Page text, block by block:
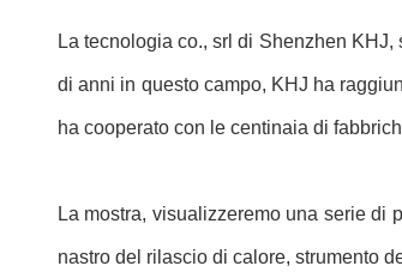
La tecnologia co., srl di Shenzhen
di anni in questo campo, KHJ ha
ha cooperato con le centinaia di
La mostra, visualizzeremo una serie di
nastro del rilascio di calore, strumento